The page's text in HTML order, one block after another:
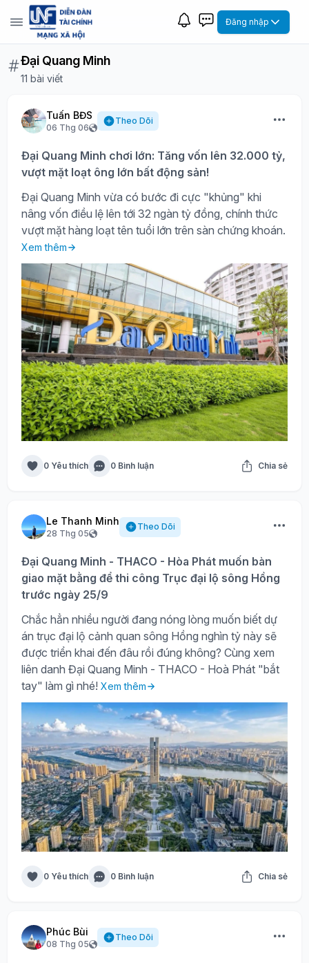
Đăng nhập
Đại Quang Minh
11 bài viết
Tuấn BĐS
06 Thg 06
Theo Dõi
Đại Quang Minh chơi lớn: Tăng vốn lên 32.000 tỷ,
vượt mặt loạt ông lớn bất động sản!
Đại Quang Minh vừa có bước đi cực "khủng" khi
nâng vốn điều lệ lên tới 32 ngàn tỷ đồng, chính thức
vượt mặt hàng loạt tên tuổi lớn trên sàn chứng khoán.
Xem thêm
0 Yêu thích 0 Bình luận Chia sẻ
Le Thanh Minh
28 Thg 05
Theo Dõi
Đại Quang Minh - THACO - Hòa Phát muốn bàn
giao mặt bằng để thi công Trục đại lộ sông Hồng
trước ngày 25/9
Chắc hẳn nhiều người đang nóng lòng muốn biết dự
án trục đại lộ cảnh quan sông Hồng nghìn tỷ này sẽ
được triển khai đến đâu rồi đúng không? Cùng xem
liên danh Đại Quang Minh - THACO - Hoà Phát "bắt
tay" làm gì nhé! Xem thêm
0 Yêu thích 0 Bình luận Chia sẻ
Phúc Bùi
08 Thg 05
Theo Dõi